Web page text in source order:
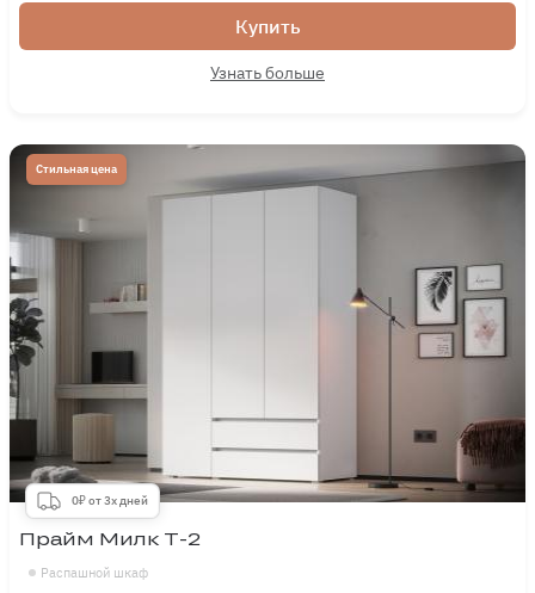
Купить
Узнать больше
Стильная цена
0₽ от 3х дней
Распашной шкаф
Прайм Милк Т-2